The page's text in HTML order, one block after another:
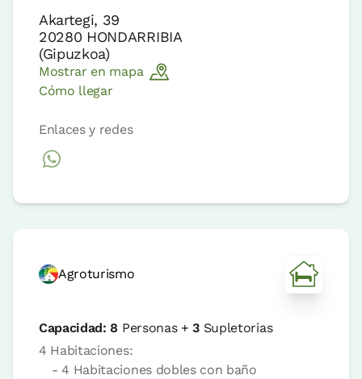
Akartegi, 39
20280 HONDARRIBIA
(Gipuzkoa)
Mostrar en mapa
Cómo llegar
Enlaces y redes
Agroturismo
Capacidad: 8 Personas +3 Supletorias
4 Habitaciones:
- 4 Habitaciones dobles con baño